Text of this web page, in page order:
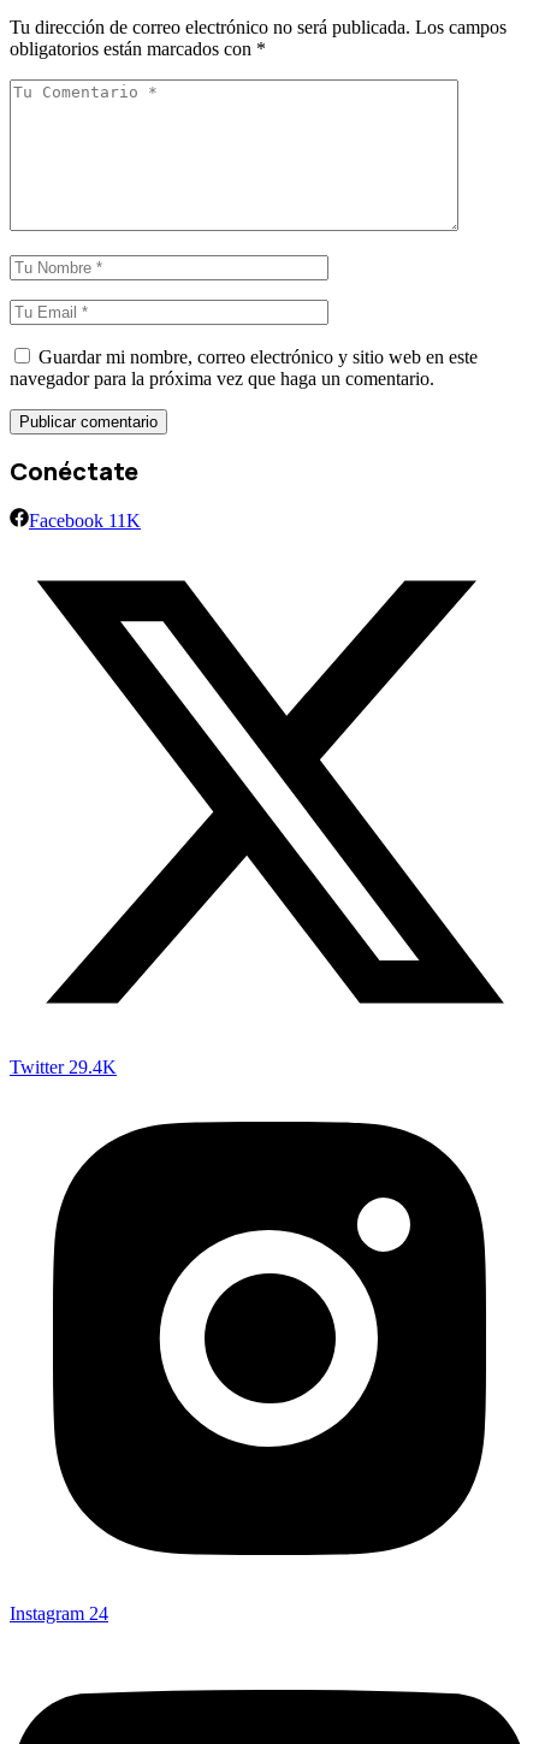
Tu dirección de correo electrónico no será publicada. Los campos
obligatorios están marcados con *
Guardar mi nombre, correo electrónico y sitio web en este
navegador para la próxima vez que haga un comentario.
Conéctate
Facebook 11K
Twitter 29.4K
Instagram 24